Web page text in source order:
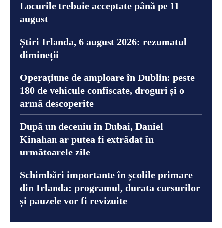
Locurile trebuie acceptate până pe 11
august
Știri Irlanda, 6 august 2026: rezumatul
dimineții
Operațiune de amploare în Dublin: peste
180 de vehicule confiscate, droguri și o
armă descoperite
După un deceniu în Dubai, Daniel
Kinahan ar putea fi extrădat în
următoarele zile
Schimbări importante în școlile primare
din Irlanda: programul, durata cursurilor
și pauzele vor fi revizuite